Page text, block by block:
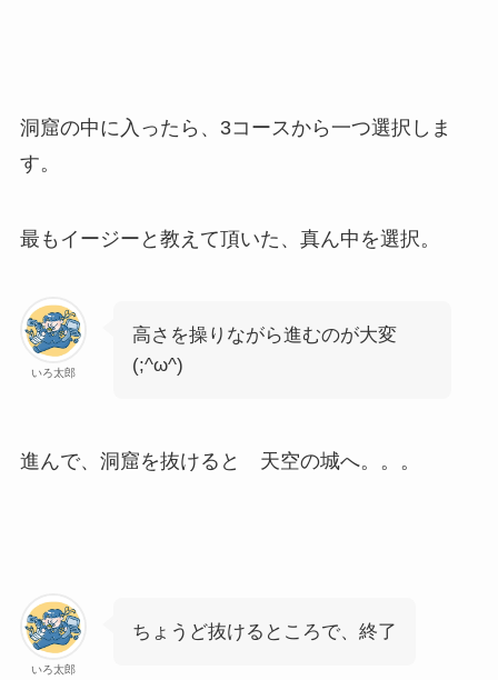
洞窟の中に入ったら、3コースから一つ選択しま
す。
最もイージーと教えて頂いた、真ん中を選択。
いろ太郎
高さを操りながら進むのが大変
(;^ω^)
進んで、洞窟を抜けると 天空の城へ。。。
いろ太郎
ちょうど抜けるところで、終了